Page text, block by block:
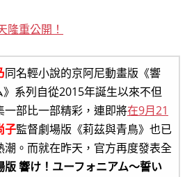
隆重公開！
同名輕小說的京阿尼動畫版《響
》系列自從2015年誕生以來不但
一部比一部精彩，連即將在9月21
子監督劇場版《莉茲與青鳥》也已
潮。而就在昨天，官方再度發表全
版 響け！ユーフォニアム～誓い